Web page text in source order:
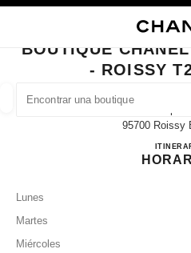
BUSCAR UNA
las sugerencias se muestran
0 Sugerencias disponibles
CERRAR TARJETA DE BOUTIQUE
BOUTIQUE
- ROISSY
Terminal 2e - Gate L -
95700 Roissy
Lunes
Martes
Miércoles